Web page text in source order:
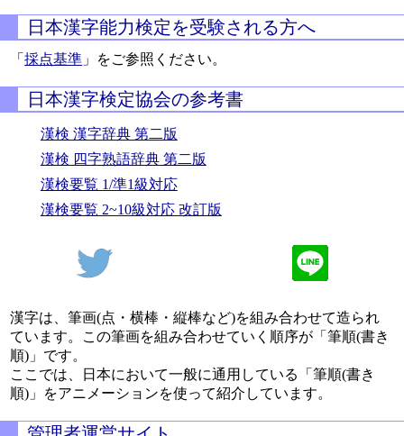
日本漢字能力検定を受験される方へ
「採点基準 」をご参照ください。
日本漢字検定協会の参考書
漢検 漢字辞典 第二版
漢検 四字熟語辞典 第二版
漢検要覧 1/準1級対応
漢検要覧 2~10級対応 改訂版
漢字は、筆画(点・横棒・縦棒など)を組み合わせて造られ
ています。この筆画を組み合わせていく順序が「筆順(書き
順)」です。
ここでは、日本において一般に通用している「筆順(書き
順)」をアニメーションを使って紹介しています。